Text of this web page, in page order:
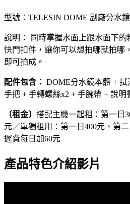
型號：TELESIN DOME 副廠分水
說明： 同時掌握水面上跟水面下的
快門扣件，讓你可以想拍哪就拍哪
即可拍成。
配件包含： DOME分水鏡本體 +
手把 + 手轉螺絲x2 + 手腕帶 + 說明
〔租金〕 搭配主機一起租：第一日
元／單獨租用：第一日400元、第
遲費每日加60元
產品特色介紹影片